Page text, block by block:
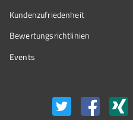
Kundenzufriedenheit
Bewertungs­richtlinien
Events